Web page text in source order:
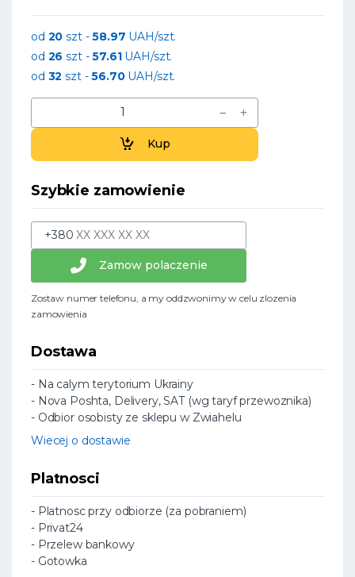
od 20 szt -58.97 UAH/szt.
od 26 szt -57.61UAH/szt.
od 32 szt -56.70UAH/szt.
Kup
Szybkie zamowienie
+380
Zamow polaczenie
Zostaw numer telefonu, a my oddzwonimy w celu zlozenia
zamowienia
Dostawa
- Na calym terytorium Ukrainy
- Nova Poshta, Delivery, SAT (wg taryf przewoznika)
- Odbior osobisty ze sklepu w Zwiahelu
Wiecej o dostawie
Platnosci
- Platnosc przy odbiorze (za pobraniem)
- Privat24
- Przelew bankowy
- Gotowka